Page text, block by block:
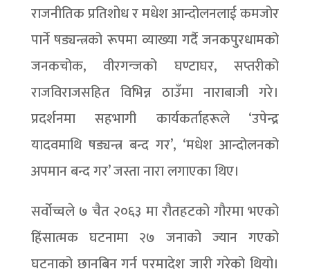
राजनीतिक प्रतिशोध र मधेश आन्दोलनलाई कमजोर
पार्ने षड्यन्त्रको रूपमा व्याख्या गर्दै जनकपुरधामको
जनकचोक, वीरगन्जको घण्टाघर, सप्तरीको
राजविराजसहित विभिन्न ठाउँमा नाराबाजी गरे।
प्रदर्शनमा सहभागी कार्यकर्ताहरूले ‘उपेन्द्र
यादवमाथि षड्यन्त्र बन्द गर’, ‘मधेश आन्दोलनको
अपमान बन्द गर’ जस्ता नारा लगाएका थिए।
सर्वोच्चले ७ चैत २०६३ मा रौतहटको गौरमा भएको
हिंसात्मक घटनामा २७ जनाको ज्यान गएको
घटनाको छानबिन गर्न परमादेश जारी गरेको थियो।